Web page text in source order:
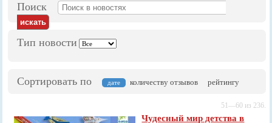
Поиск
Тип новости
Сортировать по дате количеству отзывов рейтингу
51—60 из 236.
Чудесный мир детства в